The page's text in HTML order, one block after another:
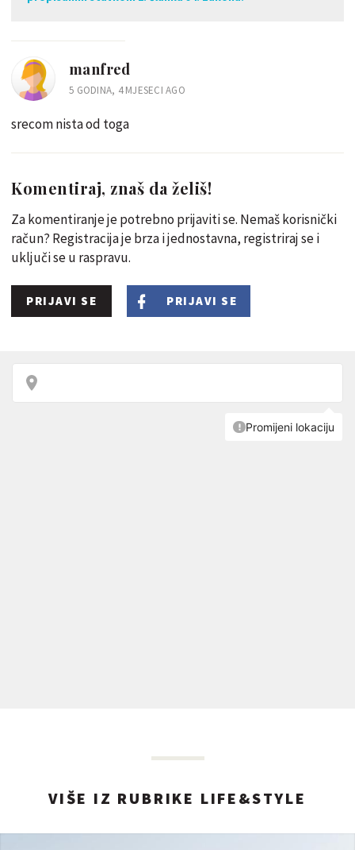
manfred
5 GODINA, 4 MJESECI AGO
srecom nista od toga
Komentiraj, znaš da želiš!
Za komentiranje je potrebno prijaviti se. Nemaš korisnički
račun? Registracija je brza i jednostavna, registriraj se i
uključi se u raspravu.
PRIJAVI SE PRIJAVI SE
VIŠE IZ RUBRIKE LIFE&STYLE